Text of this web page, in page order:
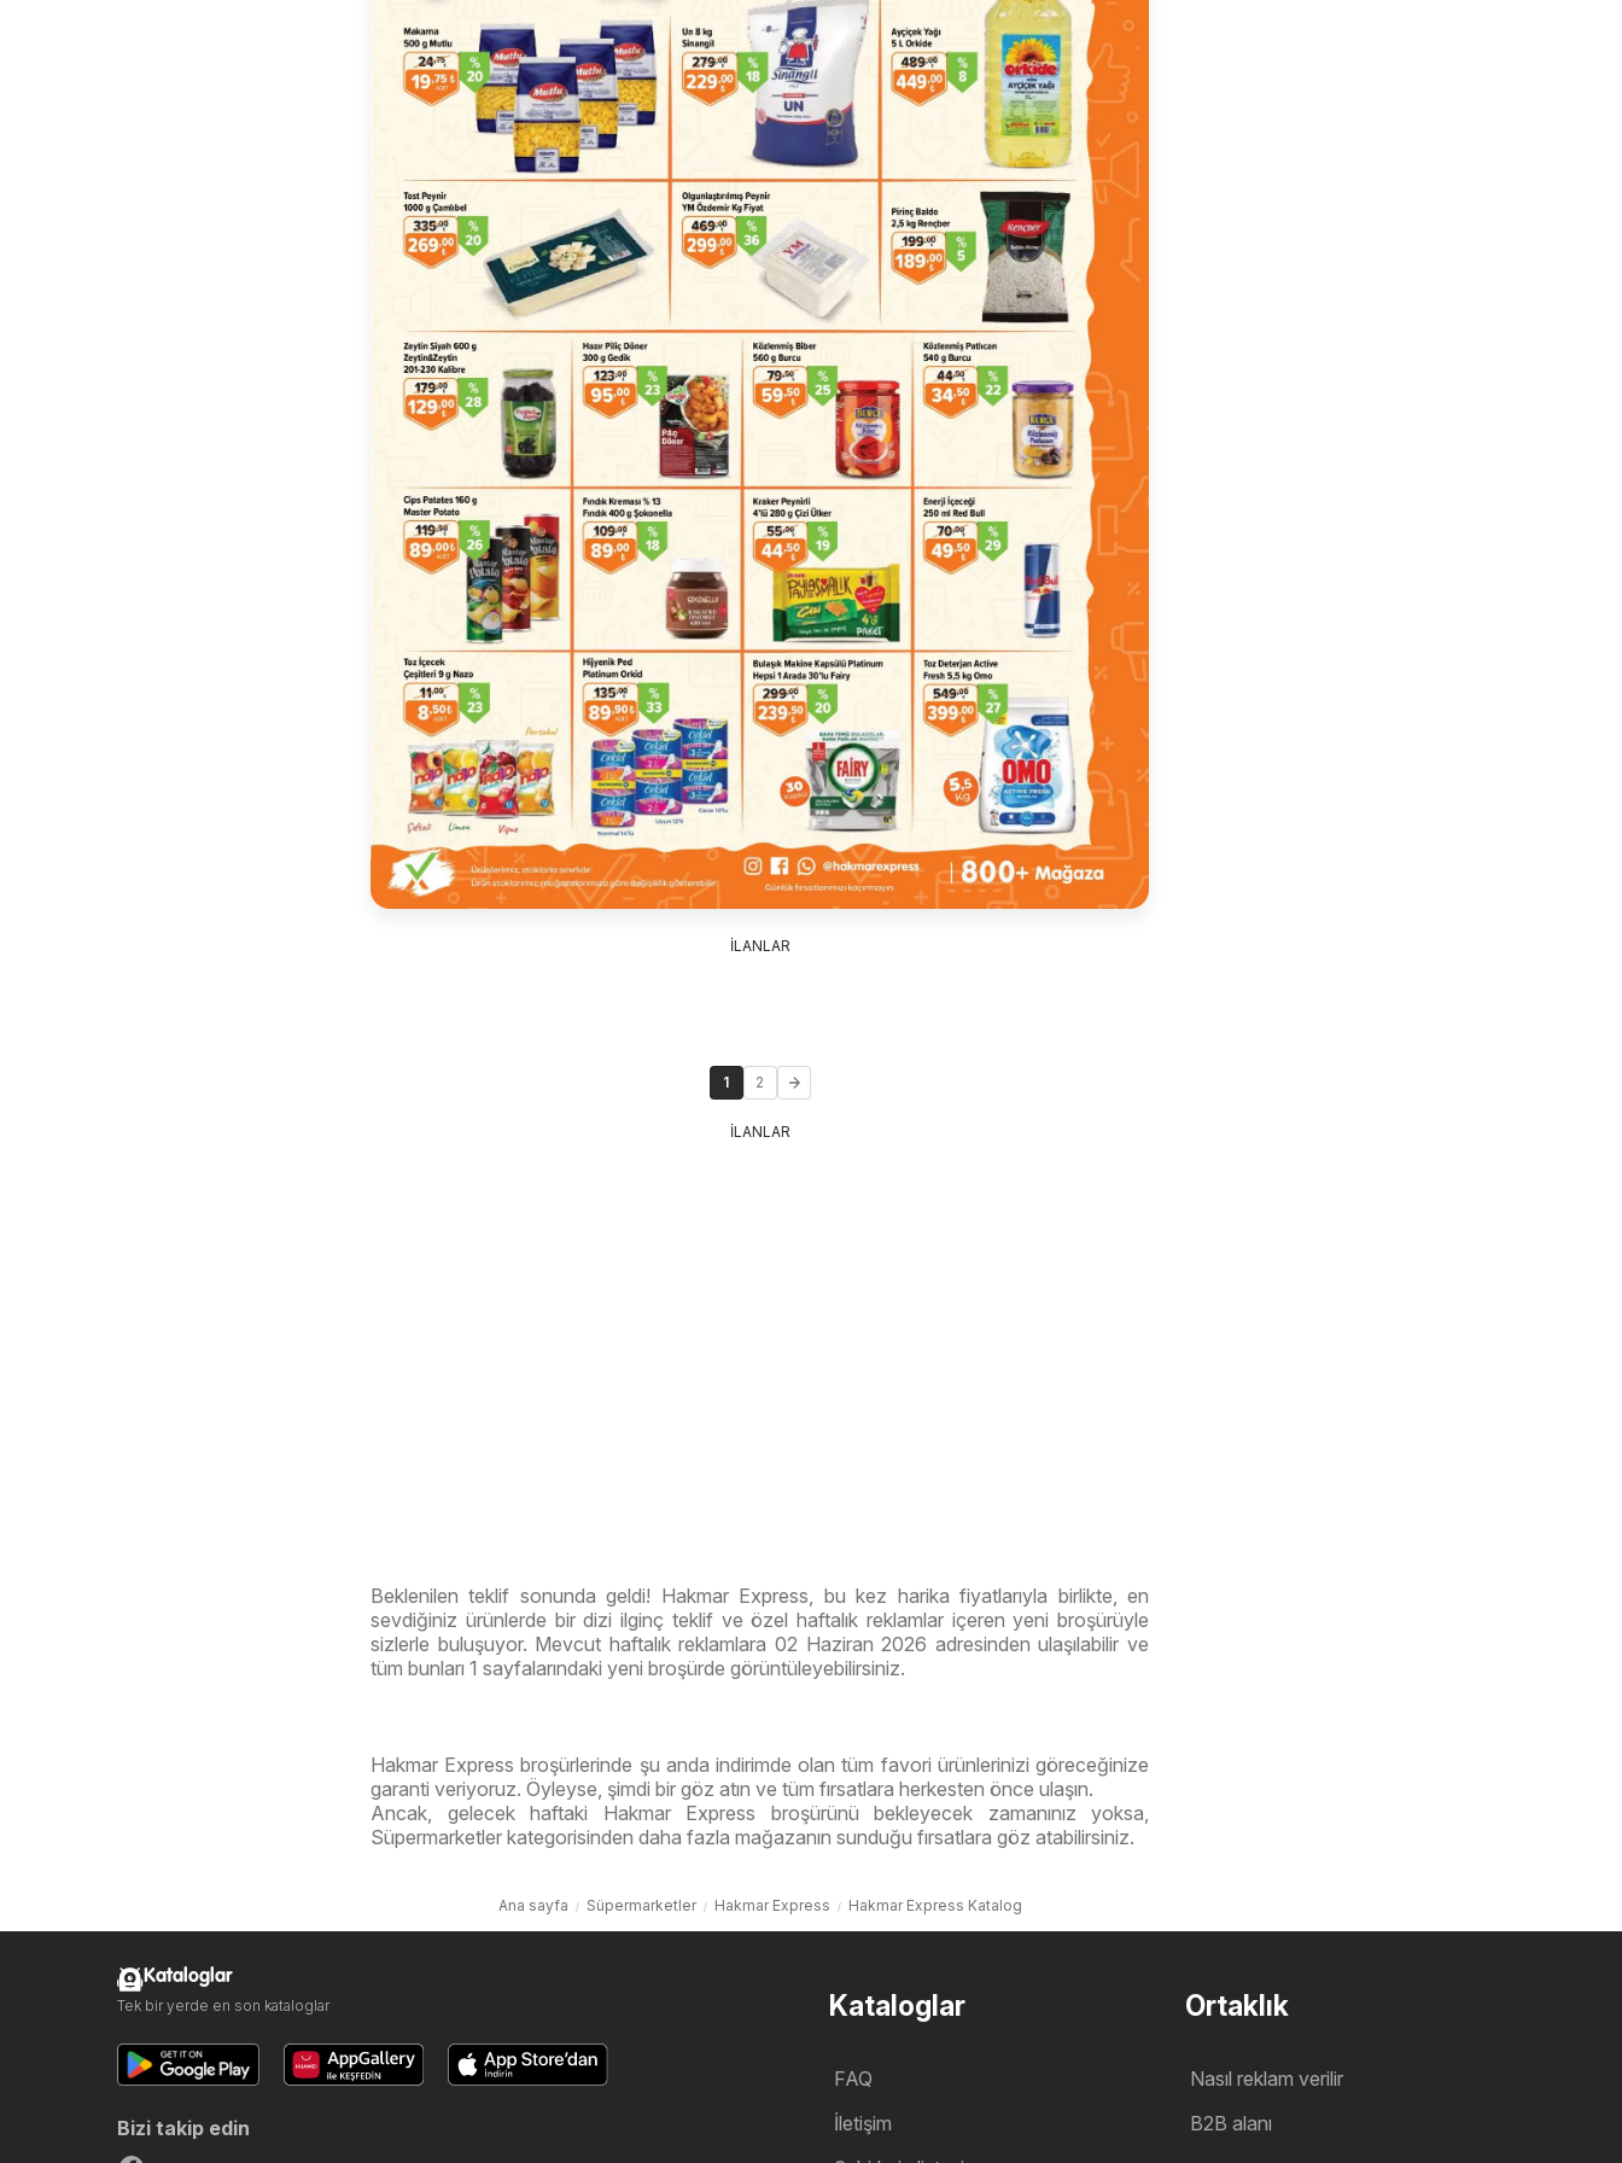
İLANLAR
1 2
İLANLAR
Beklenilen teklif sonunda geldi! Hakmar Express, bu kez harika fiyatlarıyla birlikte, en
sevdiğiniz ürünlerde bir dizi ilginç teklif ve özel haftalık reklamlar içeren yeni broşürüyle
sizlerle buluşuyor. Mevcut haftalık reklamlara 02 Haziran 2026 adresinden ulaşılabilir ve
tüm bunları 1 sayfalarındaki yeni broşürde görüntüleyebilirsiniz.
Hakmar Express broşürlerinde şu anda indirimde olan tüm favori ürünlerinizi göreceğinize
garanti veriyoruz. Öyleyse, şimdi bir göz atın ve tüm fırsatlara herkesten önce ulaşın.
Ancak, gelecek haftaki Hakmar Express broşürünü bekleyecek zamanınız yoksa,
Süpermarketler kategorisinden daha fazla mağazanın sunduğu fırsatlara göz atabilirsiniz.
Ana sayfa Süpermarketler Hakmar Express Hakmar Express Katalog
Kataloglar
FAQ
İletişim
Ortaklık
Nasıl reklam verilir
B2B alanı
Kataloglar
Tek bir yerde en son kataloglar
Bizi takip edin